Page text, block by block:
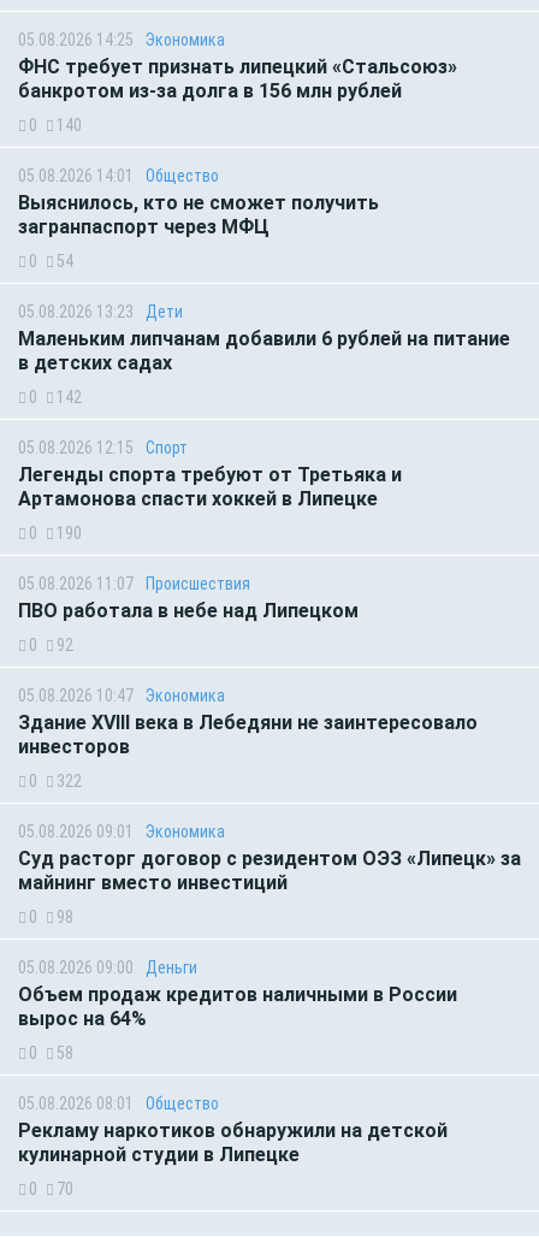
05.08.2026 14:25 Экономика
ФНС требует признать липецкий «Стальсоюз»
банкротом из-за долга в 156 млн рублей
0 140
05.08.2026 14:01 Общество
Выяснилось, кто не сможет получить
загранпаспорт через МФЦ
0 54
05.08.2026 13:23 Дети
Маленьким липчанам добавили 6 рублей на питание
в детских садах
0 142
05.08.2026 12:15 Спорт
Легенды спорта требуют от Третьяка и
Артамонова спасти хоккей в Липецке
0 190
05.08.2026 11:07 Происшествия
ПВО работала в небе над Липецком
0 92
05.08.2026 10:47 Экономика
Здание XVIII века в Лебедяни не заинтересовало
инвесторов
0 322
05.08.2026 09:01 Экономика
Суд расторг договор с резидентом ОЭЗ «Липецк» за
майнинг вместо инвестиций
0 98
05.08.2026 09:00 Деньги
Объем продаж кредитов наличными в России
вырос на 64%
0 58
05.08.2026 08:01 Общество
Рекламу наркотиков обнаружили на детской
кулинарной студии в Липецке
0 70